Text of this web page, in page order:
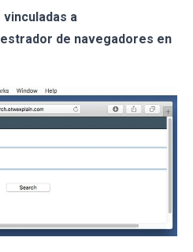
a
de navegadores en